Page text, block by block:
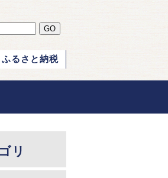
ふるさと納税
リ